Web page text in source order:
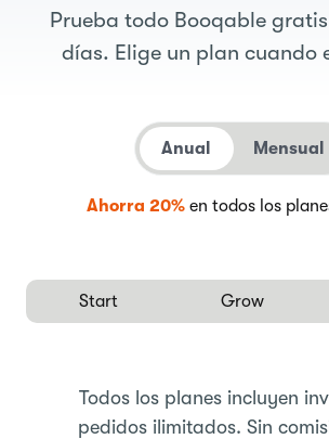
Prueba todo Booqable
días. Elige un plan cuando
Anual Mensual
Ahorra 20%en todos los
Start Grow
Todos los planes incluyen
pedidos ilimitados. Sin